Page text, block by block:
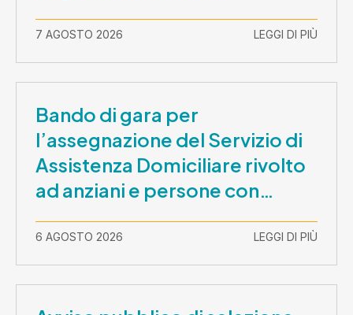
7 AGOSTO 2026 LEGGI DI PIÙ
Bando di gara per
l’assegnazione del Servizio di
Assistenza Domiciliare rivolto
ad anziani e persone con
2026-30 settembre 2029
6 AGOSTO 2026 LEGGI DI PIÙ